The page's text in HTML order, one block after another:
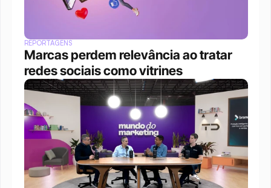
REPORTAGENS
Marcas perdem relevância ao tratar
redes sociais como vitrines